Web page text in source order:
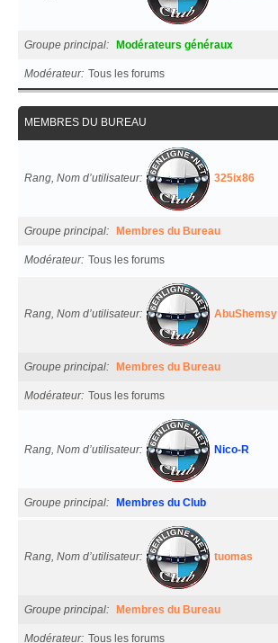
Groupe principal Modérateurs généraux
Modérateur Tous les forums
MEMBRES DU BUREAU
Rang, Nom d’utilisateur 325ix86
Groupe principal Membres du Bureau
Modérateur Tous les forums
Rang, Nom d’utilisateur AbuShemsy
Groupe principal Membres du Bureau
Modérateur Tous les forums
Rang, Nom d’utilisateur Nico-R
Groupe principal Membres du Club
Rang, Nom d’utilisateur tuomas
Groupe principal Membres du Bureau
Modérateur Tous les forums